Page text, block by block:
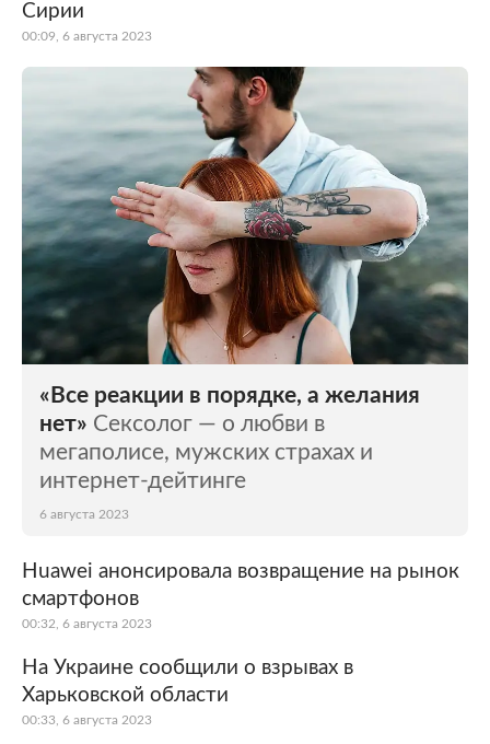
Сирии
00:09, 6 августа 2023
«Все реакции в порядке, а желания
нет» Сексолог — о любви в
мегаполисе, мужских страхах и
интернет-дейтинге
6 августа 2023
Huawei анонсировала возвращение на рынок
смартфонов
00:32, 6 августа 2023
На Украине сообщили о взрывах в
Харьковской области
00:33, 6 августа 2023